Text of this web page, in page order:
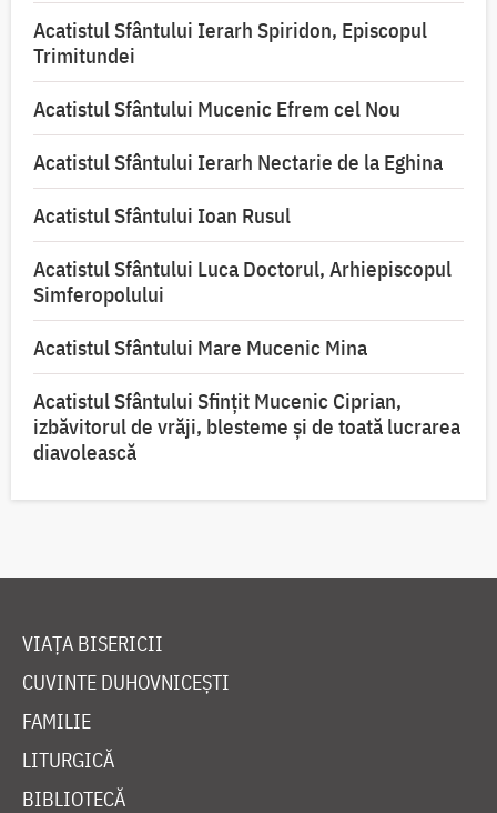
Acatistul Sfântului Ierarh Spiridon, Episcopul
Trimitundei
Acatistul Sfântului Mucenic Efrem cel Nou
Acatistul Sfântului Ierarh Nectarie de la Eghina
Acatistul Sfântului Ioan Rusul
Acatistul Sfântului Luca Doctorul, Arhiepiscopul
Simferopolului
Acatistul Sfântului Mare Mucenic Mina
Acatistul Sfântului Sfințit Mucenic Ciprian,
izbăvitorul de vrăji, blesteme și de toată lucrarea
diavolească
VIAȚA BISERICII
CUVINTE DUHOVNICEȘTI
FAMILIE
LITURGICĂ
BIBLIOTECĂ